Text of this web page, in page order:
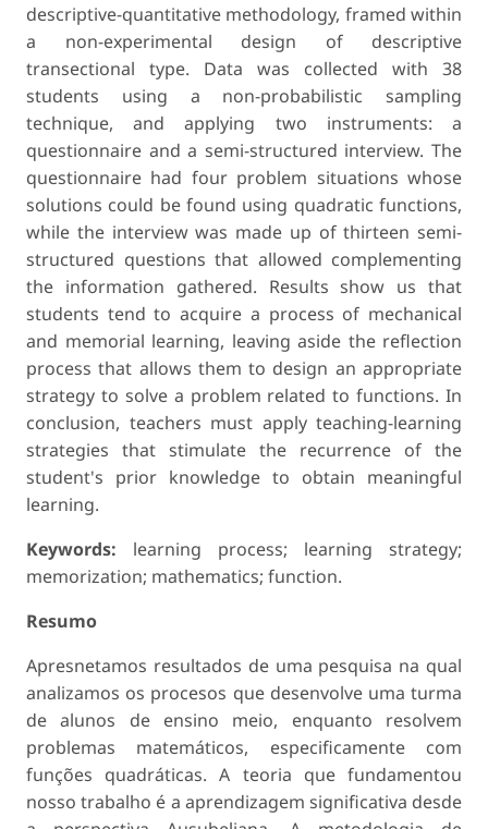
descriptive-quantitative methodology, framed within
a non-experimental design of descriptive
transectional type. Data was collected with 38
students using a non-probabilistic sampling
technique, and applying two instruments: a
questionnaire and a semi-structured interview. The
questionnaire had four problem situations whose
solutions could be found using quadratic functions,
while the interview was made up of thirteen semi-
structured questions that allowed complementing
the information gathered. Results show us that
students tend to acquire a process of mechanical
and memorial learning, leaving aside the reflection
process that allows them to design an appropriate
strategy to solve a problem related to functions. In
conclusion, teachers must apply teaching-learning
strategies that stimulate the recurrence of the
student's prior knowledge to obtain meaningful
learning.
Keywords: learning process; learning strategy;
memorization; mathematics; function.
Resumo
Apresnetamos resultados de uma pesquisa na qual
analizamos os procesos que desenvolve uma turma
de alunos de ensino meio, enquanto resolvem
problemas matemáticos, especificamente com
funções quadráticas. A teoria que fundamentou
nosso trabalho é a aprendizagem significativa desde